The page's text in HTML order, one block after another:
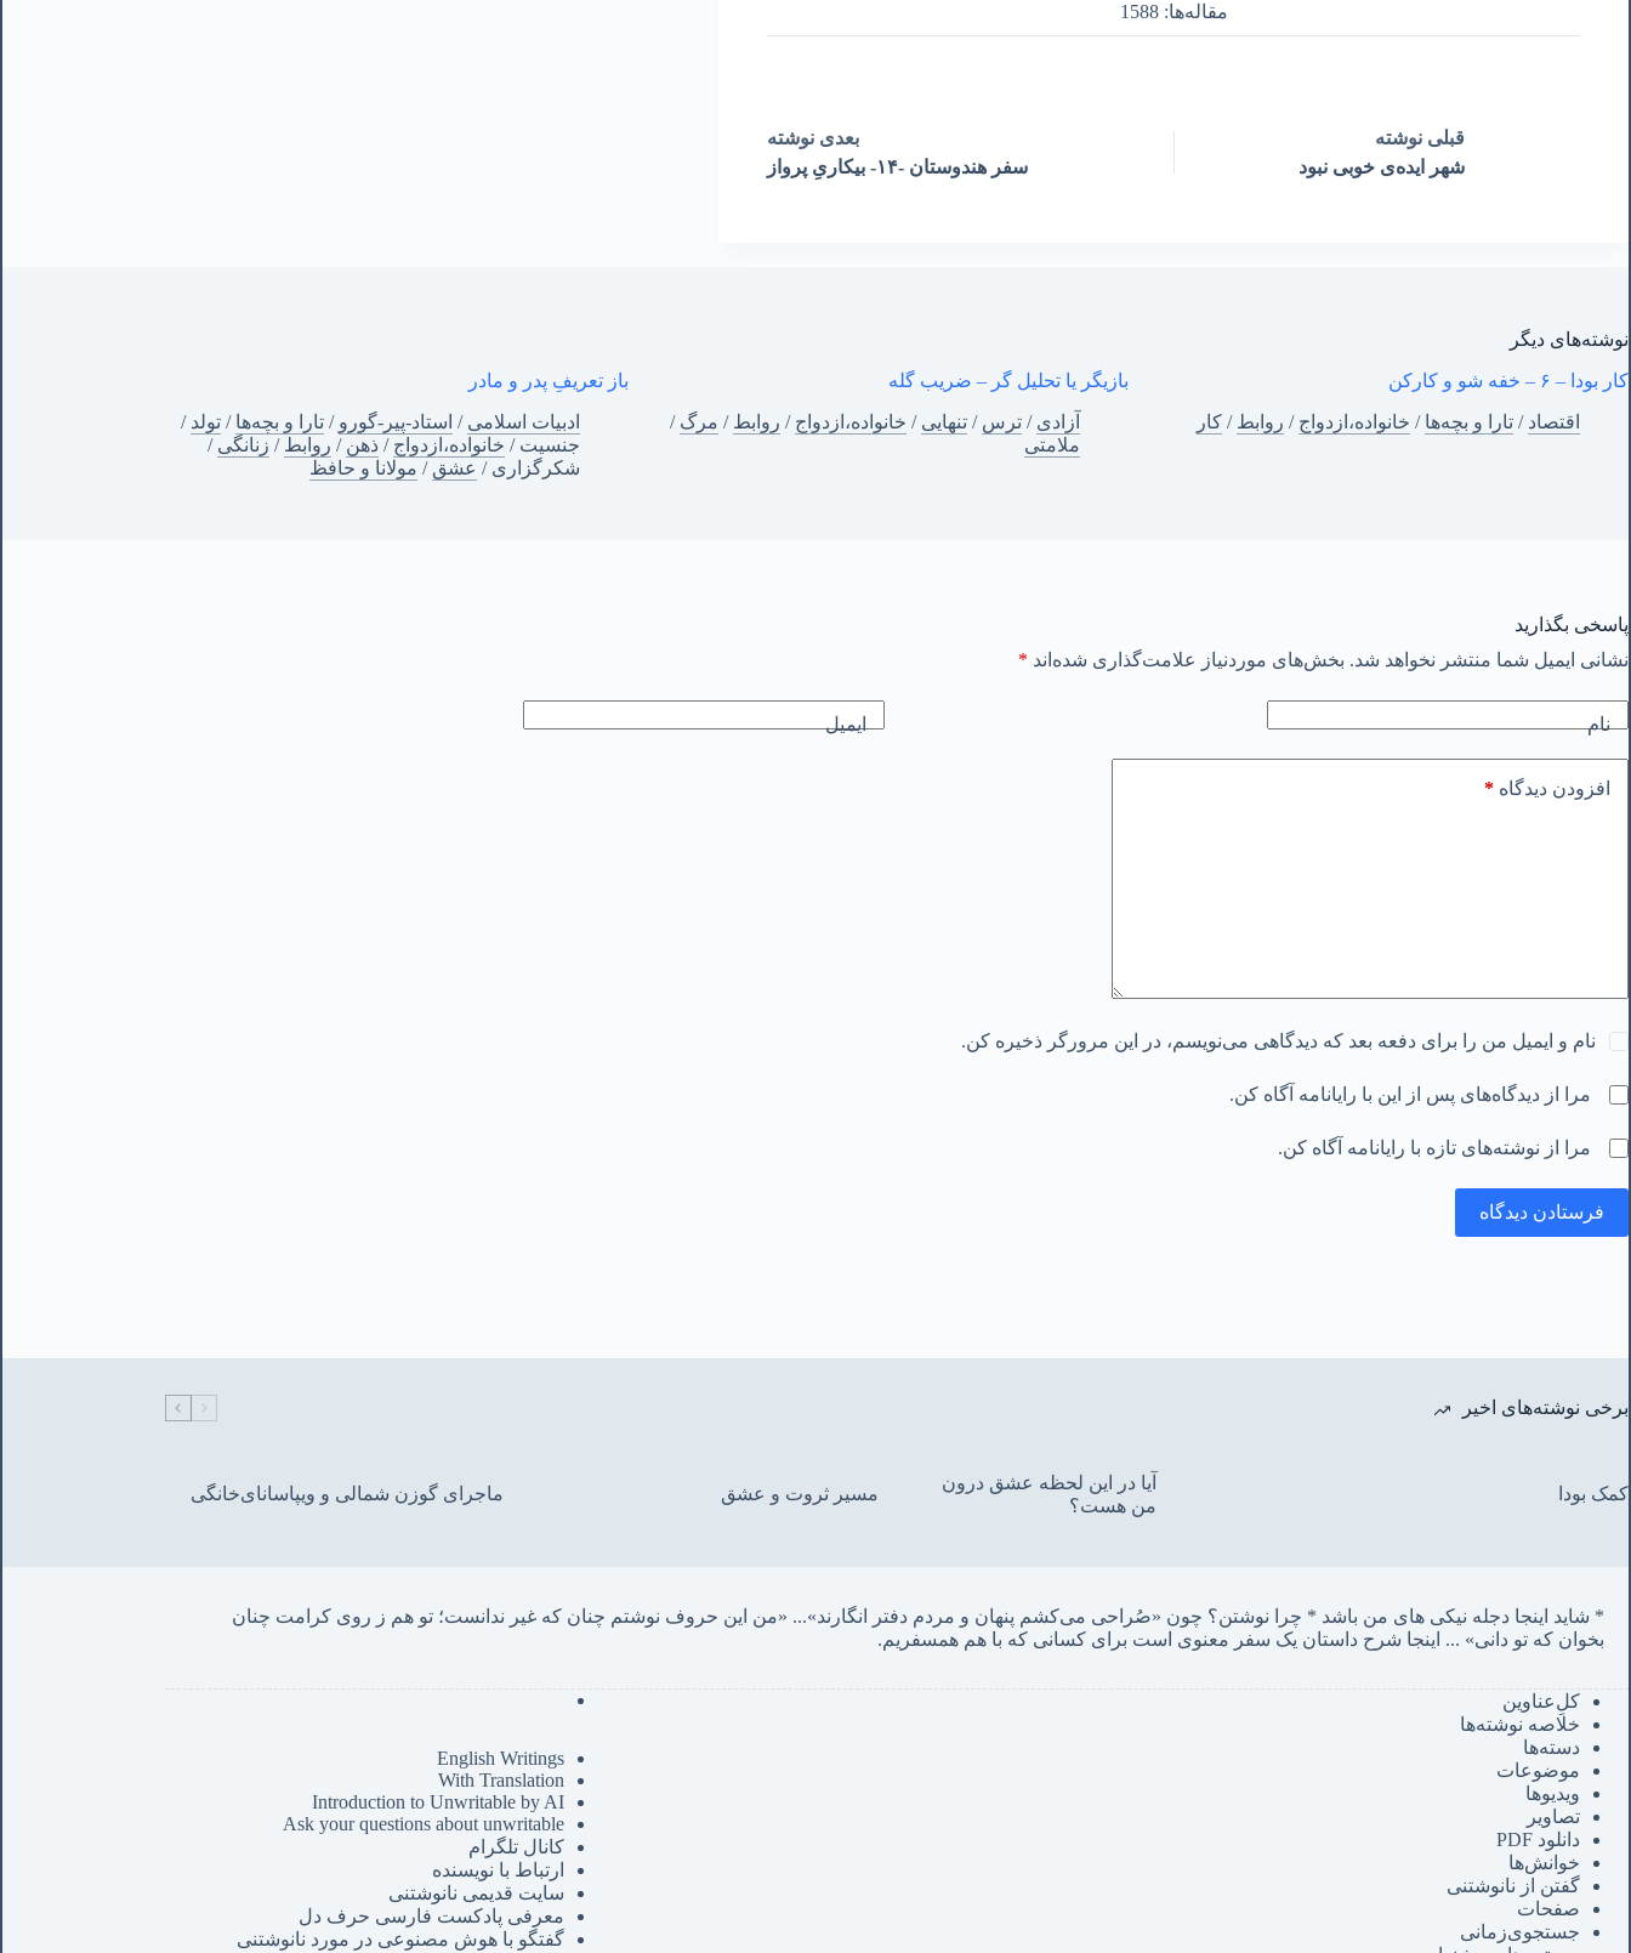
مقاله‌ها: 1588
قبلی نوشته
شهر ایده‌ی خوبی نبود
بعدی نوشته
سفر هندوستان -١۴- بیکاریِ پرواز
نوشته‌های‌ دیگر
کار بودا – ۶ – خفه شو و کارکن
اقتصاد / تارا و بچه‌ها / خانواده،ازدواج / روابط / کار
بازیگر یا تحلیل گر – ضریب گله
آزادی / ترس / تنهایی / خانواده،ازدواج / روابط / مرگ /
ملامتی
باز تعریفِ پدر و مادر
ادبیات اسلامی / استاد-پیر-گورو / تارا و بچه‌ها / تولد /
جنسیت / خانواده،ازدواج / ذهن / روابط / زنانگی /
شکرگزاری / عشق / مولانا و حافظ
پاسخی بگذارید
نشانی ایمیل شما منتشر نخواهد شد. بخش‌های موردنیاز علامت‌گذاری شده‌اند *
نام ایمیل
افزودن دیدگاه *
نام و ایمیل من را برای دفعه بعد که دیدگاهی می‌نویسم، در این مرورگر ذخیره کن.
مرا از دیدگاه‌های پس از این با رایانامه آگاه کن.
مرا از نوشته‌های تازه با رایانامه آگاه کن.
فرستادن دیدگاه
برخی نوشته‌های اخیر
کمک بودا
آیا در این لحظه عشق درون
من هست؟
مسیر ثروت و عشق ماجرای گوزن شمالی و‌ ویپاسانای‌خانگی
* شاید اینجا دجله نیکی های من باشد * چرا نوشتن؟ چون «صُراحی می‌کشم پنهان‌ و مردم‌ دفتر انگارند»... «
بخوان که تو دانی» ... اینجا شرح داستان یک سفر معنوی است برای کسانی که با هم همسفریم.
کل‌ِعناوین
خلاصه نوشته‌ها
دسته‌ها
موضوعات
ویدیوها
تصاویر
دانلود PDF
خوانش‌ها
گفتن از نانوشتنی
صفحات
جستجوی‌زمانی
English Writings
With Translation
Introduction to Unwritable by AI
Ask your questions about unwritable
کانال تلگرام
ارتباط با نویسنده
سایت قدیمی نانوشتنی
معرفی پادکست فارسی حرف دل
گفتگو با هوش مصنوعی در مورد نانوشتنی